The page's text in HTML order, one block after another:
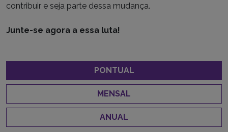
contribuir e seja parte dessa mudança.
Junte-se agora a essa luta!
PONTUAL
MENSAL
ANUAL